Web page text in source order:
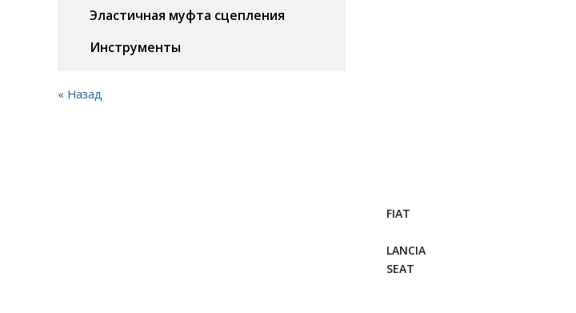
Эластичная муфта сцепления
Инструменты
« Назад
FIAT
LANCIA
SEAT